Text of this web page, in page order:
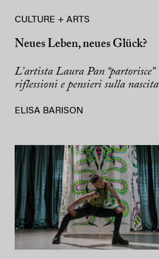
CULTURE + ARTS
Neues Leben, neues Glück?
L’artista Laura Pan “partorisce”
riflessioni e pensieri sulla nascita
ELISA BARISON